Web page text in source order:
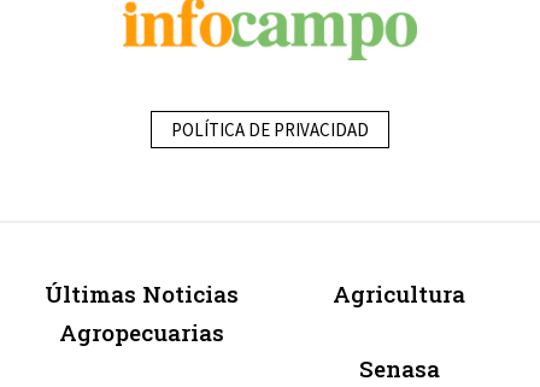
POLÍTICA DE PRIVACIDAD
Últimas Noticias
Agropecuarias
Agricultura
Senasa